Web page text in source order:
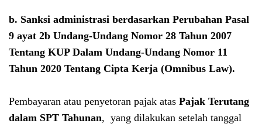
b. Sanksi administrasi berdasarkan Perubahan Pasal
9 ayat 2b Undang-Undang Nomor 28 Tahun 2007
Tentang KUP Dalam Undang-Undang Nomor 11
Tahun 2020 Tentang Cipta Kerja (Omnibus Law).
Pembayaran atau penyetoran pajak atas Pajak Terutang
dalam SPT Tahunan, yang dilakukan setelah tanggal